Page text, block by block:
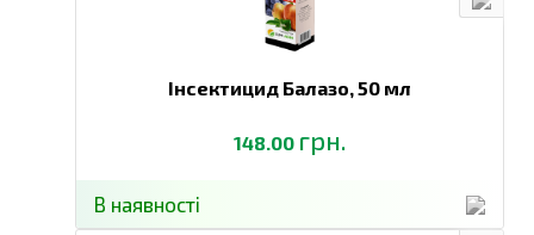
Інсектицид Балазо,50 мл
148.00 грн.
В наявності